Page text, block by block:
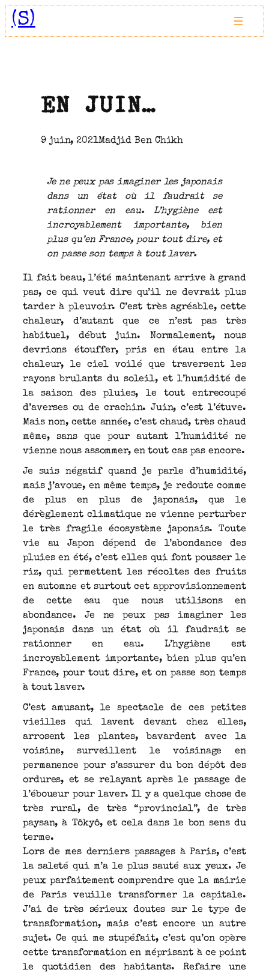
Aller
au(S)
EN JUIN…
9 juin, 2021Madjid Ben Chikh
Je ne peux pas imaginer les japonais
dans un état où il faudrait se
rationner en eau. L’hygiène est
incroyablement importante, bien
plus qu’en France, pour tout dire, et
on passe son temps à tout laver.
Il fait beau, l’été maintenant arrive à grand
pas, ce qui veut dire qu’il ne devrait plus
tarder à pleuvoir. C’est très agréable, cette
chaleur, d’autant que ce n’est pas très
habituel, début juin. Normalement, nous
devrions étouffer, pris en étau entre la
chaleur, le ciel voilé que traversent les
rayons brulants du soleil, et l’humidité de
la saison des pluies, le tout entrecoupé
d’averses ou de crachin. Juin, c’est l’étuve.
Mais non, cette année, c’est chaud, très chaud
même, sans que pour autant l’humidité ne
vienne nous assommer, en tout cas pas encore.
Je suis négatif quand je parle d’humidité,
mais j’avoue, en même temps, je redoute comme
de plus en plus de japonais, que le
dérèglement climatique ne vienne perturber
le très fragile écosystème japonais. Toute
vie au Japon dépend de l’abondance des
pluies en été, c’est elles qui font pousser le
riz, qui permettent les récoltes des fruits
en automne et surtout cet approvisionnement
de cette eau que nous utilisons en
abondance. Je ne peux pas imaginer les
japonais dans un état où il faudrait se
rationner en eau. L’hygiène est
incroyablement importante, bien plus qu’en
France, pour tout dire, et on passe son temps
à tout laver.
C’est amusant, le spectacle de ces petites
vieilles qui lavent devant chez elles,
arrosent les plantes, bavardent avec la
voisine, surveillent le voisinage en
permanence pour s’assurer du bon dépôt des
ordures, et se relayant après le passage de
l’éboueur pour laver. Il y a quelque chose de
très rural, de très “provincial”, de très
paysan, à Tôkyô, et cela dans le bon sens du
terme.
Lors de mes derniers passages à Paris, c’est
la saleté qui m’a le plus sauté aux yeux. Je
peux parfaitement comprendre que la mairie
de Paris veuille transformer la capitale.
J’ai de très sérieux doutes sur le type de
transformation, mais c’est encore un autre
sujet. Ce qui me stupéfait, c’est qu’on opère
cette transformation en méprisant à ce point
le quotidien des habitants. Refaire une